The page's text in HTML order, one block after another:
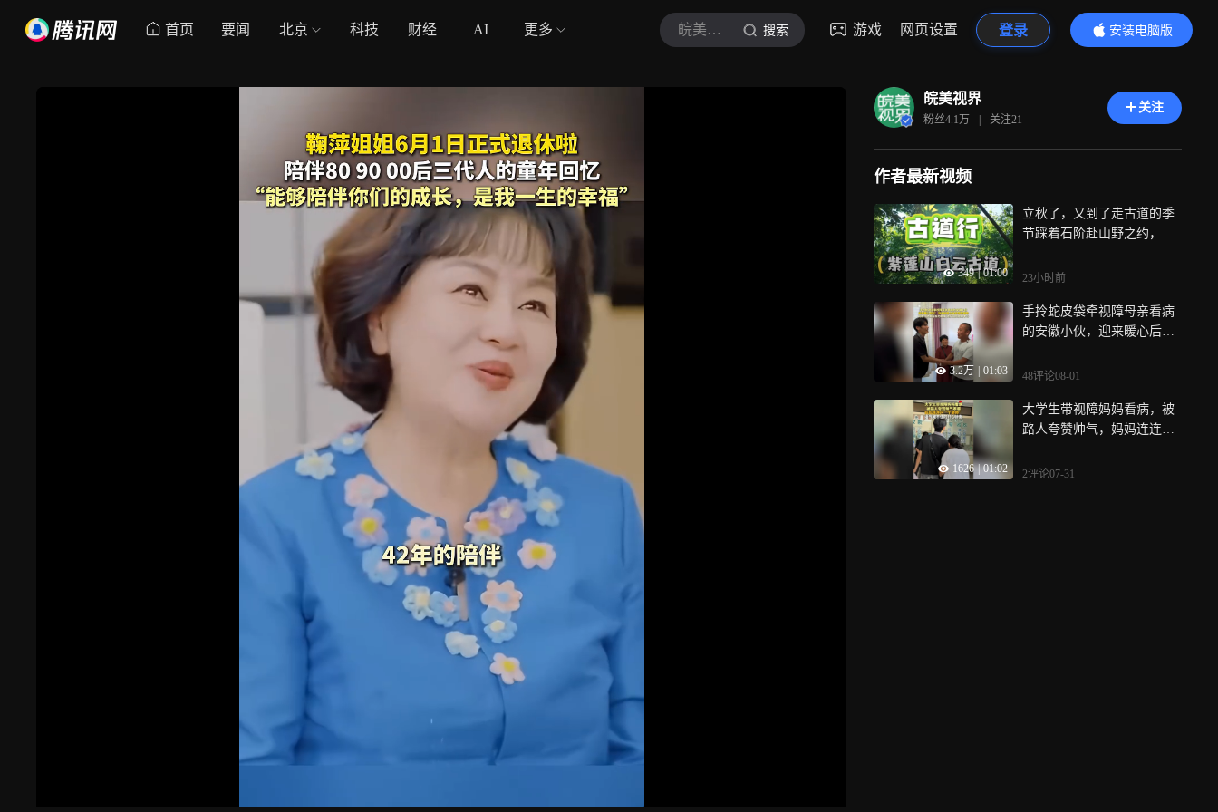
首页 要闻 北京 科技 财经 AI 更多 皖美视界 搜索 游戏 网页设置 登录
安装电脑版
内容更精彩
皖美视界
粉丝4.1万 | 关注21
关注
作者最新视频
349 | 01:00
立秋了，又到了走古道的季
节踩着石阶赴山野之约，山
23小时前
3.2万 01:03
手拎蛇皮袋牵视障母亲看病
的安徽小伙，迎来暖心后
助，网友：他做母亲的眼睛
48评论08-01
1626 | 01:02
大学生带视障妈妈看病，被
路人夸赞帅气，妈妈连连问
心骄傲
2评论07-31